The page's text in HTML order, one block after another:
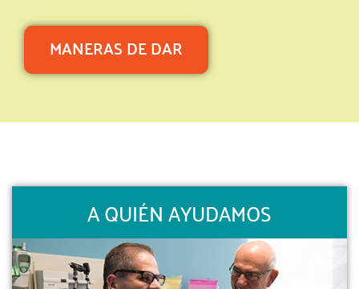
MANERAS DE DAR
A QUIÉN AYUDAMOS